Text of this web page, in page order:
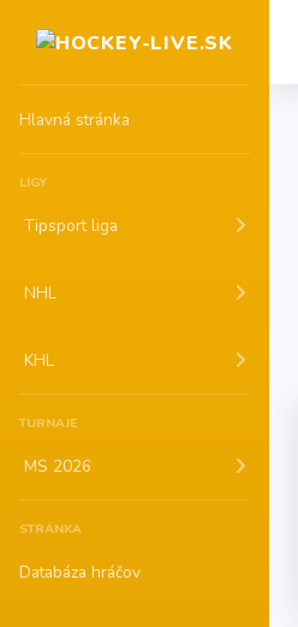
Hlavná stránka
LIGY
Tipsport liga
NHL
KHL
TURNAJE
MS 2026
STRÁNKA
Databáza hráčov